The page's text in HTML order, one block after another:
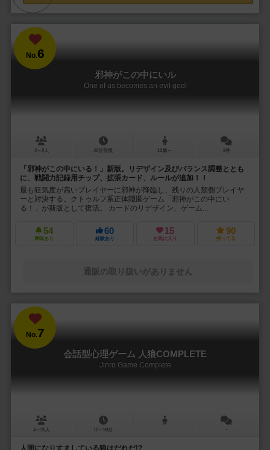
No.6
邪神がこの中にいル
One of us becomes an evil god!
4～8人 40分前後 12歳～ 2件
「邪神がこの中にいる！」新版。リデザイン及びバランス調整ととも
に、戦闘力記録用チップ、拡張カード、ルールが追加！！
最も狂気度が高いプレイヤーに邪神が降臨し、残りの人類側プレイヤ
ーと対決する。クトゥルフ系正体隠匿ゲーム「邪神がこの中にい
る！」が新版として復活。 カードのリデザイン、ゲーム...
54
興味あり
60
経験あり
15
お気に入り
90
持ってる
通販の取り扱いがありません
No.7
会話型心理ゲーム 人狼COMPLETE
Jinro Game Complete
4～25人 10～90分 －
人間になりすましている狼はだれだ!?